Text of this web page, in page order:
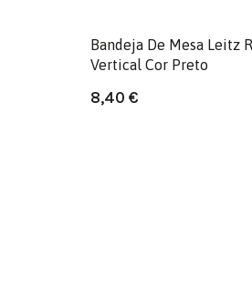
Bandeja De Mesa Leitz
Vertical Cor Preto
8,40 €